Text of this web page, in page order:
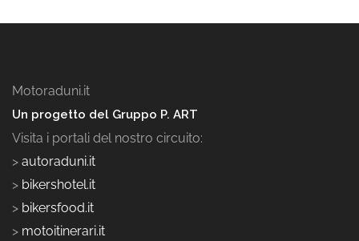
Motoraduni.it
Un progetto del Gruppo P. ART
Visita i portali del nostro circuito:
> autoraduni.it
> bikershotel.it
> bikersfood.it
> motoitinerari.it